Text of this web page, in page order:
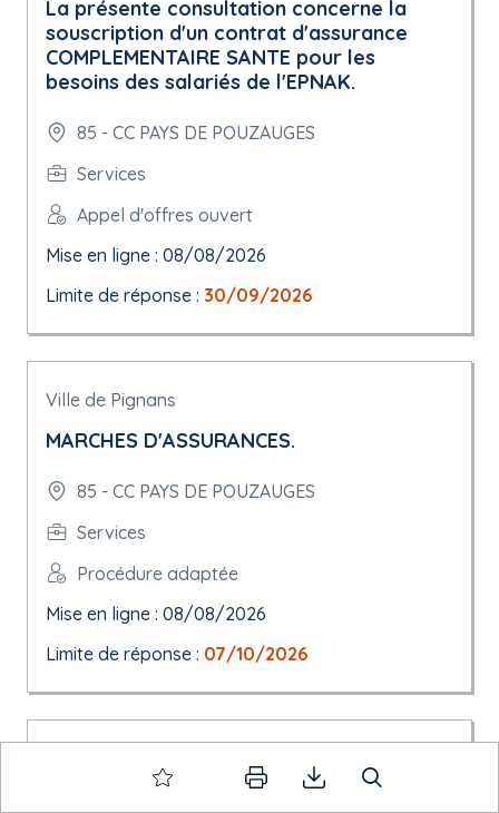
La présente consultation concerne la
souscription d'un contrat d'assurance
COMPLEMENTAIRE SANTE pour les
besoins des salariés de l'EPNAK.
85 - CC PAYS DE POUZAUGES
Services
Appel d'offres ouvert
Mise en ligne : 08/08/2026
Limite de réponse : 30/09/2026
Ville de Pignans
MARCHES D'ASSURANCES.
85 - CC PAYS DE POUZAUGES
Services
Procédure adaptée
Mise en ligne : 08/08/2026
Limite de réponse : 07/10/2026